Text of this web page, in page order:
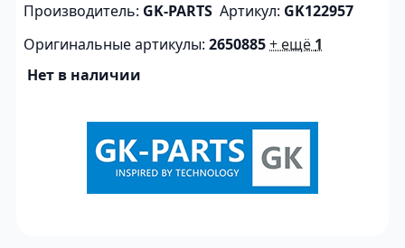
Производитель: GK-PARTS Артикул: GK122957
Оригинальные артикулы: 2650885+ ещё 1
Нет в наличии